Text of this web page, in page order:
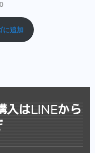
に追加
入はLINEから